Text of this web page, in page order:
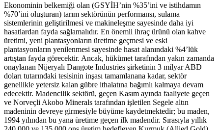
Ekonominin belkemiği olan (GSYİH’nin %35’ini ve istihdamın
%70’ini oluşturan) tarım sektörünün performansı, sulama
sistemlerinin geliştirilmesi ve makineleşme sayesinde daha iyi
hasatlardan fayda sağlamalıdır. En önemli ihraç ürünü olan kahve
üretimi, yeni plantasyonların üretime geçmesi ve eski
plantasyonların yenilenmesi sayesinde hasat alanındaki %4’lük
artıştan fayda görecektir. Ancak, hükümet tarafından yakın zamanda
onaylanan Nijeryalı Dangote Industries şirketinin 3 milyar ABD
doları tutarındaki tesisinin inşası tamamlanana kadar, sektör
genellikle yetersiz kalan gübre ithalatına bağımlı kalmaya devam
edecektir. Madencilik sektörü, geçen Kasım ayında faaliyete geçen
ve Norveçli Akobo Minerals tarafından işletilen Segele altın
madeninin devreye girmesiyle büyüme kaydetmektedir; bu maden,
1994 yılından bu yana üretime geçen ilk madendir. Sırasıyla yıllık